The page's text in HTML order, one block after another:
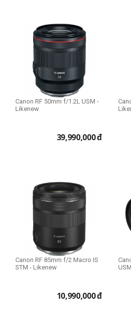
Canon RF 50mm f/1.2L USM -
Likenew
39,990,000đ
Canon RF 85mm f/2 Macro IS
STM - Likenew
10,990,000đ